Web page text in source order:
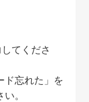
てくださ
ド忘れた」を
。